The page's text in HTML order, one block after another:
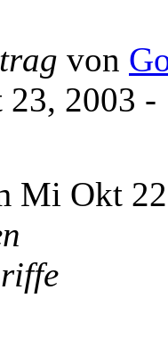
von
23, 2003 -
Mi Okt